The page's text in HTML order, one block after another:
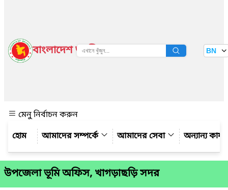
বাংলাদেশ জাতীয় তথ্য বাতায়ন BN
মেনু নির্বাচন করুন
আমাদের সম্পর্কে
আমাদের সেবা অন্যান্য
উপজেলা ভূমি অফিস, খাগড়াছড়ি সদর